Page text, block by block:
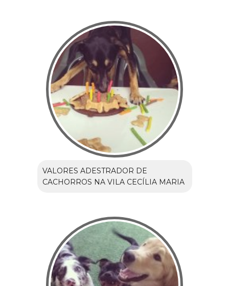
VALORES ADESTRADOR DE
CACHORROS NA VILA CECÍLIA MARIA